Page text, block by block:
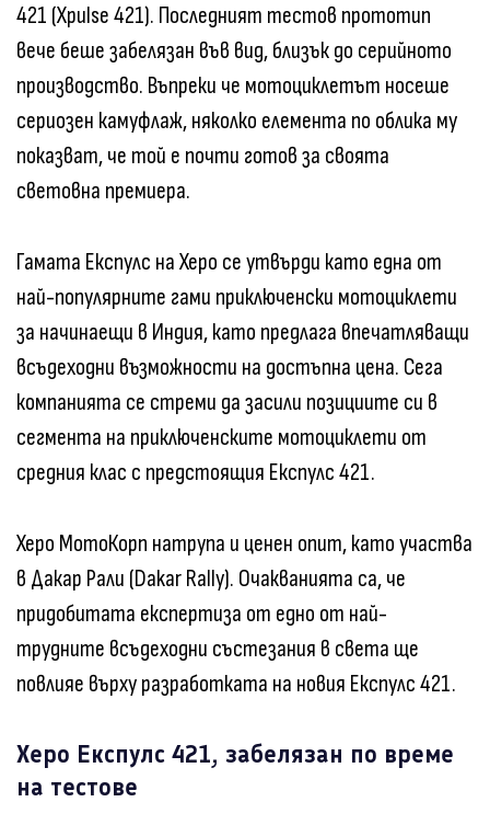
421 (Xpulse 421). Последният тестов прототип
вече беше забелязан във вид, близък до серийното
производство. Въпреки че мотоциклетът носеше
сериозен камуфлаж, няколко елемента по облика му
показват, че той е почти готов за своята
световна премиера.
Гамата Експулс на Херо се утвърди като една от
най-популярните гами приключенски мотоциклети
за начинаещи в Индия, като предлага впечатляващи
всъдеходни възможности на достъпна цена. Сега
компанията се стреми да засили позициите си в
сегмента на приключенските мотоциклети от
средния клас с предстоящия Експулс 421.
Херо МотоКорп натрупа и ценен опит, като участва
в Дакар Рали (Dakar Rally). Очакванията са, че
придобитата експертиза от едно от най-
трудните всъдеходни състезания в света ще
повлияе върху разработката на новия Експулс 421.
Херо Експулс 421, забелязан по време
на тестове